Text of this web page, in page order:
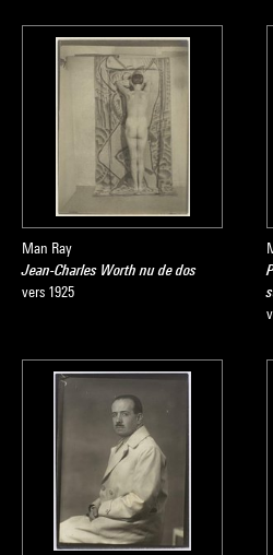
Man Ray
Jean-Charles Worth nu de dos
vers 1925